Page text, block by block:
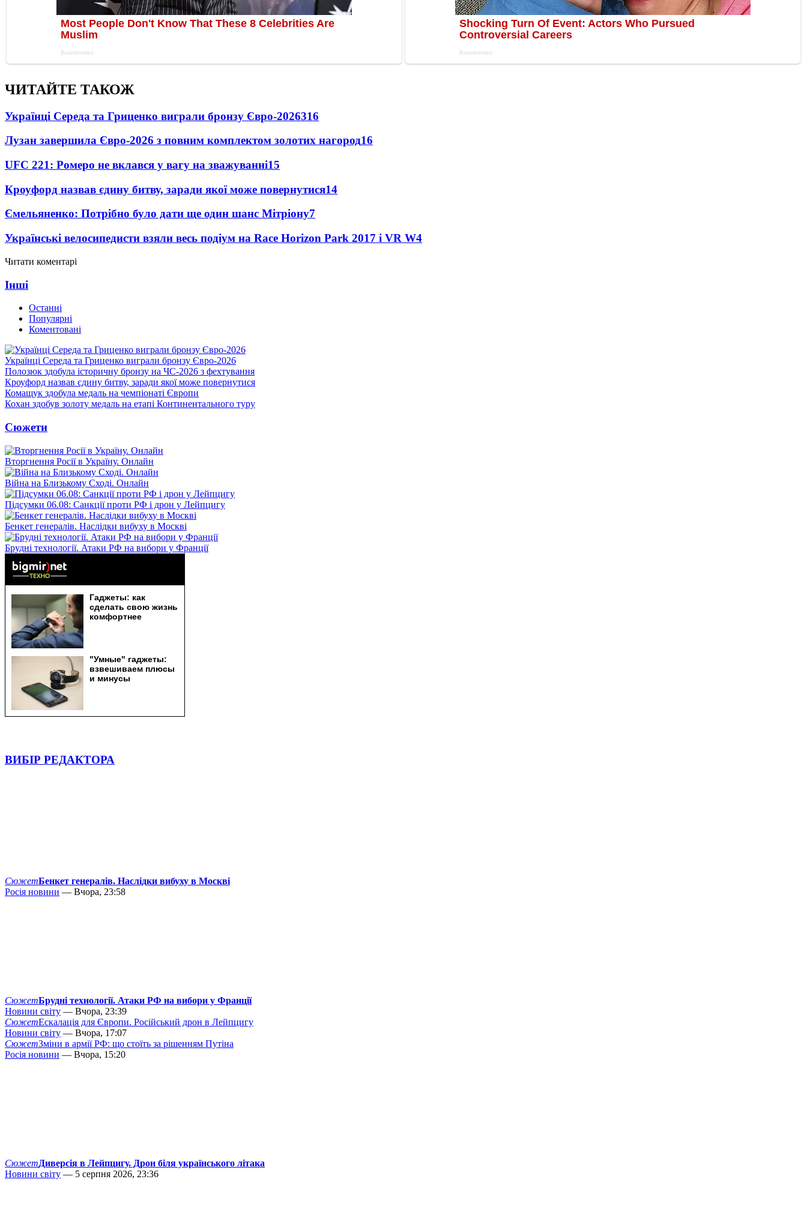
ЧИТАЙТЕ ТАКОЖ
Українці Середа та Гриценко виграли бронзу Євро-2026316
Лузан завершила Євро-2026 з повним комплектом золотих нагород16
UFC 221: Ромеро не вклався у вагу на зважуванні15
Кроуфорд назвав єдину битву, заради якої може повернутися14
Ємельяненко: Потрібно було дати ще один шанс Мітріону7
Українські велосипедисти взяли весь подіум на Race Horizon Park 2017 і VR W4
Читати коментарі
Інші
Останні
Популярні
Коментовані
Українці Середа та Гриценко виграли бронзу Євро-2026
Полозюк здобула історичну бронзу на ЧС-2026 з фехтування
Кроуфорд назвав єдину битву, заради якої може повернутися
Комащук здобула медаль на чемпіонаті Європи
Кохан здобув золоту медаль на етапі Континентального туру
Сюжети
Вторгнення Росії в Україну. Онлайн
Війна на Близькому Сході. Онлайн
Підсумки 06.08: Санкції проти РФ і дрон у Лейпцигу
Бенкет генералів. Наслідки вибуху в Москві
Брудні технології. Атаки РФ на вибори у Франції
ВИБІР РЕДАКТОРА
СюжетБенкет генералів. Наслідки вибуху в Москві
Росія новини — Вчора, 23:58
СюжетБрудні технології. Атаки РФ на вибори у Франції
Новини світу — Вчора, 23:39
СюжетЕскалація для Європи. Російський дрон в Лейпцигу
Новини світу — Вчора, 17:07
СюжетЗміни в армії РФ: що стоїть за рішенням Путіна
Росія новини — Вчора, 15:20
СюжетДиверсія в Лейпцигу. Дрон біля українського літака
Новини світу — 5 серпня 2026, 23:36